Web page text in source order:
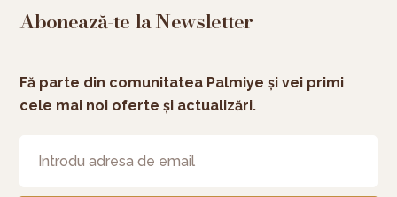
Abonează-te la Newsletter
Fă parte din comunitatea Palmiye și vei primi
cele mai noi oferte și actualizări.